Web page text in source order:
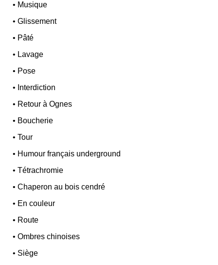
• Musique
•Glissement
• Pâté
• Lavage
• Pose
• Interdiction
• Retour à Ognes
• Boucherie
•Tour
• Humour français underground
•Tétrachromie
•Chaperon au bois cendré
• En couleur
• Route
•Ombres chinoises
• Siège